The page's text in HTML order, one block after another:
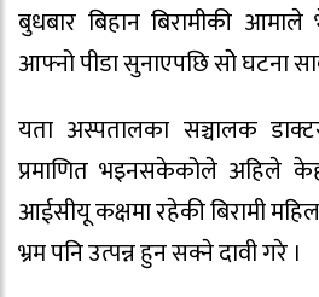
बुधबार बिहान बिरामीकी
आफ्नो पीडा सुनाएपछि सोे घटना
यता अस्पतालका सञ्चालक
प्रमाणित भइनसकेकोले अहिले
आईसीयू कक्षमा रहेकी बिरामी
भ्रम पनि उत्पन्न हुन सक्ने दावी गरे ।